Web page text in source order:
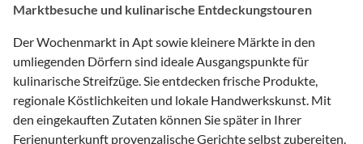
Marktbesuche und kulinarische Entdeckungstouren
Der Wochenmarkt in Apt sowie kleinere Märkte in den
umliegenden Dörfern sind ideale Ausgangspunkte für
kulinarische Streifzüge. Sie entdecken frische Produkte,
regionale Köstlichkeiten und lokale Handwerkskunst. Mit
den eingekauften Zutaten können Sie später in Ihrer
Ferienunterkunft provenzalische Gerichte selbst zubereiten.